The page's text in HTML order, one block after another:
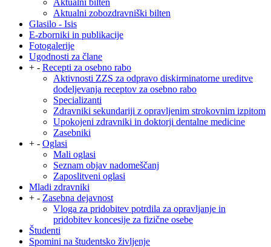
Aktualni bilten
Aktualni zobozdravniški bilten
Glasilo - Isis
E-zborniki in publikacije
Fotogalerije
Ugodnosti za člane
+ - Recepti za osebno rabo
Aktivnosti ZZS za odpravo diskirminatorne ureditve
dodeljevanja receptov za osebno rabo
Specializanti
Zdravniki sekundariji z opravljenim strokovnim izpitom
Upokojeni zdravniki in doktorji dentalne medicine
Zasebniki
+ - Oglasi
Mali oglasi
Seznam objav nadomeščanj
Zaposlitveni oglasi
Mladi zdravniki
+ - Zasebna dejavnost
Vloga za pridobitev potrdila za opravljanje in
pridobitev koncesije za fizične osebe
Študenti
Spomini na študentsko življenje